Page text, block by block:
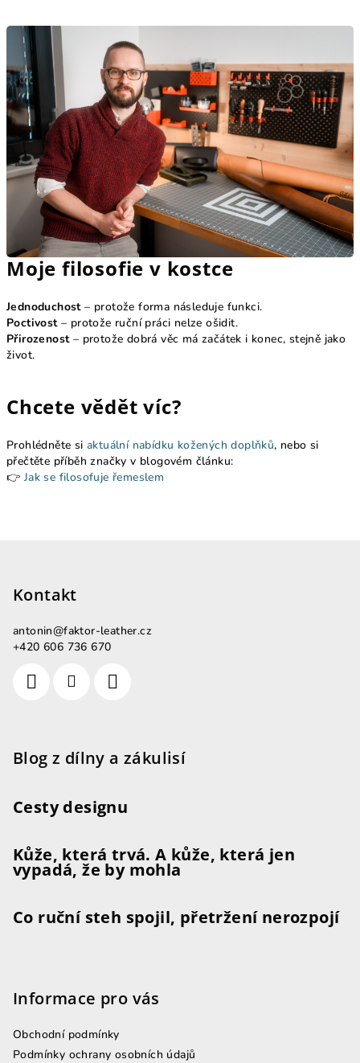
Moje filosofie v kostce
Jednoduchost– protože forma následuje funkci.
Poctivost– protože ruční práci nelze ošidit.
Přirozenost– protože dobrá věc má začátek i konec, stejně jako
život.
Chcete vědět víc?
Prohlédněte siaktuální nabídku kožených doplňků, nebo si
přečtěte příběh značky v blogovém článku:
👉 Jak se filosofuje řemeslem
Kontakt
antonin@faktor-leather.cz
+420 606 736 670
Blog z dílny a zákulisí
Cesty designu
Kůže, která trvá. A kůže, která jen
vypadá, že by mohla
Co ruční steh spojil, přetržení nerozpojí
Informace pro vás
Obchodní podmínky
Podmínky ochrany osobních údajů